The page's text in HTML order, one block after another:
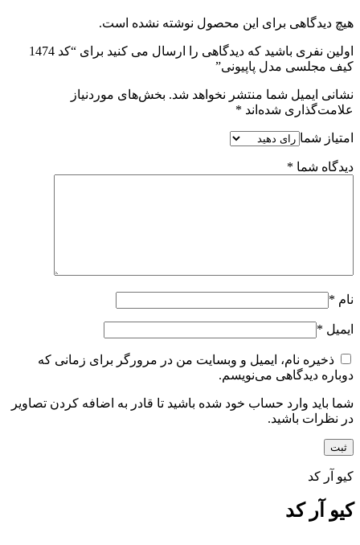
هیچ دیدگاهی برای این محصول نوشته نشده است.
اولین نفری باشید که دیدگاهی را ارسال می کنید برای “کد 1474
کیف مجلسی مدل پاپیونی”
نشانی ایمیل شما منتشر نخواهد شد. بخش‌های موردنیاز
علامت‌گذاری شده‌اند *
امتیاز شما
دیدگاه شما *
نام *
ایمیل *
ذخیره نام، ایمیل و وبسایت من در مرورگر برای زمانی که
دوباره دیدگاهی می‌نویسم.
شما باید وارد حساب خود شده باشید تا قادر به اضافه کردن تصاویر
در نظرات باشید.
کیو آر کد
کیو آر کد